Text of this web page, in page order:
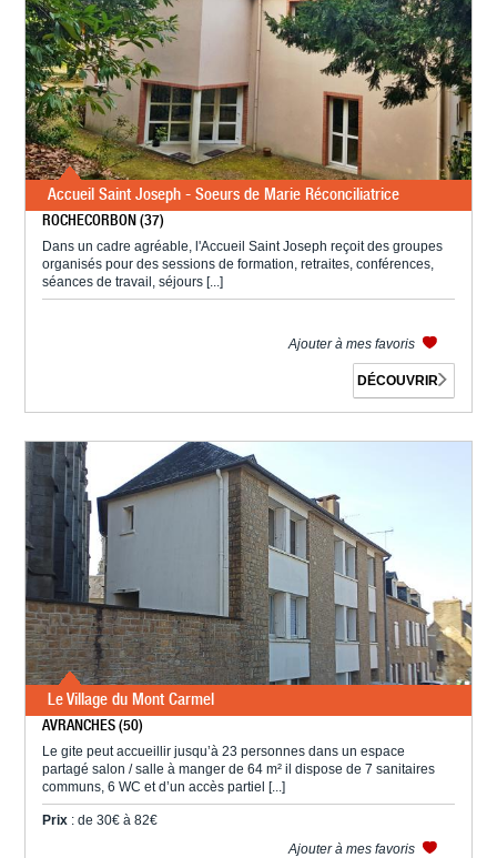
Accueil Saint Joseph - Soeurs de Marie Réconciliatrice
ROCHECORBON (37)
Dans un cadre agréable, l'Accueil Saint Joseph reçoit des groupes
organisés pour des sessions de formation, retraites, conférences,
séances de travail, séjours [...]
Ajouter à mes favoris
DÉCOUVRIR
Le Village du Mont Carmel
AVRANCHES (50)
Le gite peut accueillir jusqu’à 23 personnes dans un espace
partagé salon / salle à manger de 64 m² il dispose de 7 sanitaires
communs, 6 WC et d’un accès partiel [...]
Prix : de 30€ à 82€
Ajouter à mes favoris